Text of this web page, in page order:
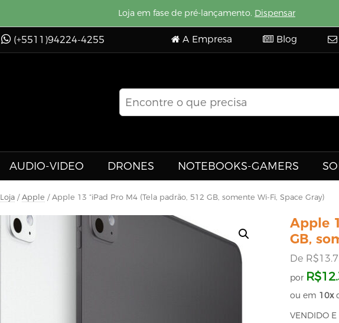
Loja em fase de pré-lançamento. Dispensar
(+5511)94224-4255 A Empresa Blog
AUDIO-VIDEO DRONES NOTEBOOKS-GAMERS
Loja / Apple / Apple 13 “iPad Pro M4 (Tela padrão, 512 GB, somente Wi-Fi, Space Gray)
Apple
GB,
De R$
por R$
ou em 10x
VENDIDO E